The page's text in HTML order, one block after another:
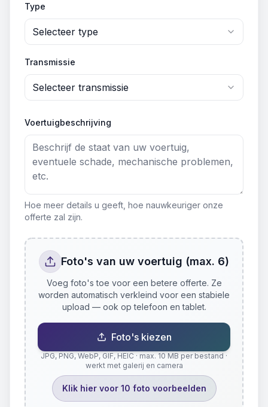
Type
Selecteer type
Transmissie
Selecteer transmissie
Voertuigbeschrijving
Hoe meer details u geeft, hoe nauwkeuriger onze
offerte zal zijn.
Foto's van uw voertuig (max. 6)
Voeg foto's toe voor een betere offerte. Ze
worden automatisch verkleind voor een stabiele
upload — ook op telefoon en tablet.
Foto's kiezen
JPG, PNG, WebP, GIF, HEIC · max. 10 MB per bestand ·
werkt met galerij en camera
Klik hier voor 10 foto voorbeelden